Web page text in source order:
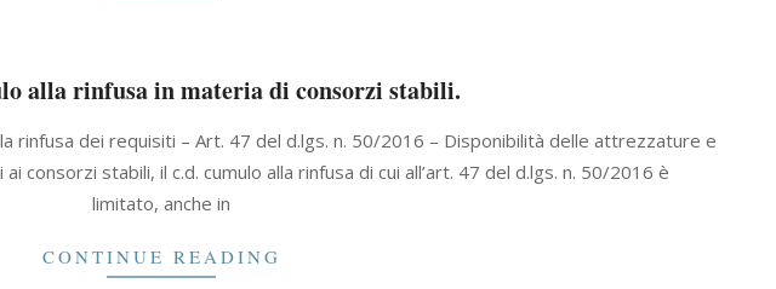
alla rinfusa in materia di consorzi stabili.
rinfusa dei requisiti – Art. 47 del d.lgs. n. 50/2016 – Disponibilità delle attrezzature e
consorzi stabili, il c.d. cumulo alla rinfusa di cui all’art. 47 del d.lgs. n. 50/2016 è
limitato, anche in
CONTINUE READING